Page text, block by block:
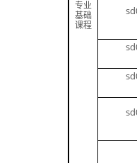
专业
基础
课程